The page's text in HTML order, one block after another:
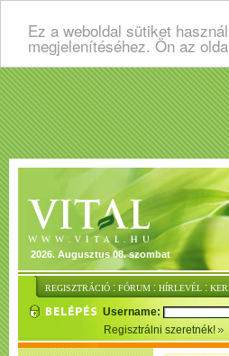
Ez a weboldal sütiket
megjelenítéséhez. Ön az
2026. Augusztus 08. szombat
REGISZTRÁCIÓ : FÓRUM : HÍRLEVÉL :
Username:
Regisztrálni szeretnék!